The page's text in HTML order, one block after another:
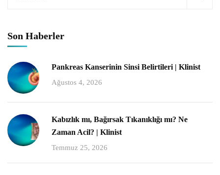
Son Haberler
Pankreas Kanserinin Sinsi Belirtileri | Klinist
Ağustos 4, 2026
Kabızlık mı, Bağırsak Tıkanıklığı mı? Ne
Zaman Acil? | Klinist
Temmuz 25, 2026